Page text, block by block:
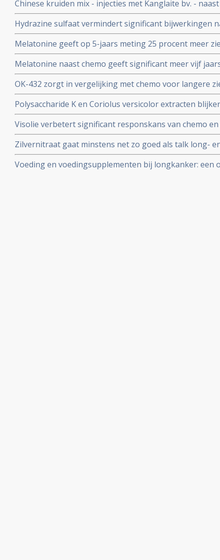
Chinese kruiden mix - injecties met Kanglaite bv. -
tweejaars en driejaars overlevingscijfers en
chemo bij niet-klein-cellige longkanker
Hydrazine sulfaat vermindert significant bijwerkingen
significant mediane levensduur met 40 procent bij niet-
longkankerpatiënten aldus gerandomiseerde studie
Melatonine geeft op 5-jaars meting 25 procent meer
patienten met operabele niet-kleincellige longkanker
placebo copy 1
Melatonine naast chemo geeft significant meer vijf
en betere kwaliteit van leven dan alleen een
OK-432 zorgt in vergelijking met chemo voor langere
overleving bij niet vooaf behandelde longkanker met
Polysaccharide K en Coriolus versicolor extracten
aanvullend op andere behandelingen voor
Visolie verbetert significant responskans van chemo
significant mediaan langere overleving bij niet-klein-
Zilvernitraat gaat minstens net zo goed als talk long-
ontstekingen/vocht) tegen. Talk is al superieur aan de
zilvernitraat nog effectiever dan talk.
Voeding en voedingsupplementen bij longkanker: een